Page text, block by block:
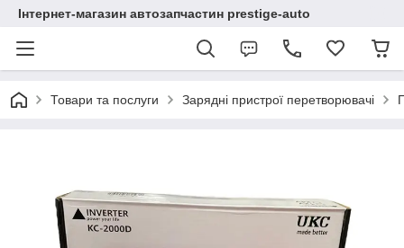
Інтернет-магазин автозапчастин prestige-auto
Товари та послуги Зарядні пристрої перетворювачі